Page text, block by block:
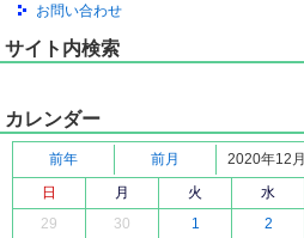
お問い合わせ
サイト内検索
カレンダー
前年 前月 2020年12月
日
月 火 水
29
30 1 2